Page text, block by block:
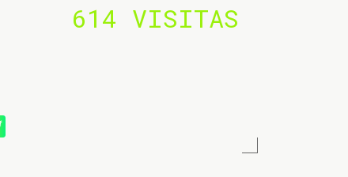
614 VISITAS